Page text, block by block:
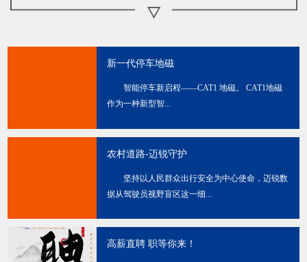
新一代停车地磁
智能停车新启程——CAT1 地磁。 CAT1地磁
作为一种新型智...
农村道路-迈锐守护
坚持以人民群众出行安全为中心使命，迈锐数
据从驾驶员视野盲区这一细...
高薪直聘 职等你来！